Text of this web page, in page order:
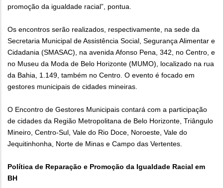
promoção da igualdade racial”, pontua.
Os encontros serão realizados, respectivamente, na sede da
Secretaria Municipal de Assistência Social, Segurança Alimentar e
Cidadania (SMASAC), na avenida Afonso Pena, 342, no Centro, e
no Museu da Moda de Belo Horizonte (MUMO), localizado na rua
da Bahia, 1.149, também no Centro. O evento é focado em
gestores municipais de cidades mineiras.
O Encontro de Gestores Municipais contará com a participação
de cidades da Região Metropolitana de Belo Horizonte, Triângulo
Mineiro, Centro-Sul, Vale do Rio Doce, Noroeste, Vale do
Jequitinhonha, Norte de Minas e Campo das Vertentes.
Política de Reparação e Promoção da Igualdade Racial em
BH